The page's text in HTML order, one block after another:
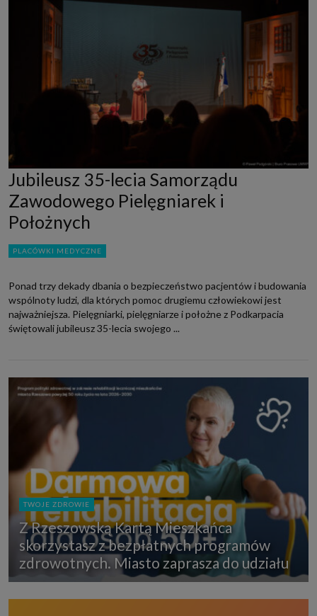
Jubileusz 35-lecia Samorządu
Zawodowego Pielęgniarek i
Położnych
PLACÓWKI MEDYCZNE
Ponad trzy dekady dbania o bezpieczeństwo pacjentów i budowania
wspólnoty ludzi, dla których pomoc drugiemu człowiekowi jest
najważniejsza. Pielęgniarki, pielęgniarze i położne z Podkarpacia
świętowali jubileusz 35-lecia swojego ...
TWOJE ZDROWIE
Z Rzeszowską Kartą Mieszkańca
skorzystasz z bezpłatnych programów
zdrowotnych. Miasto zaprasza do udziału